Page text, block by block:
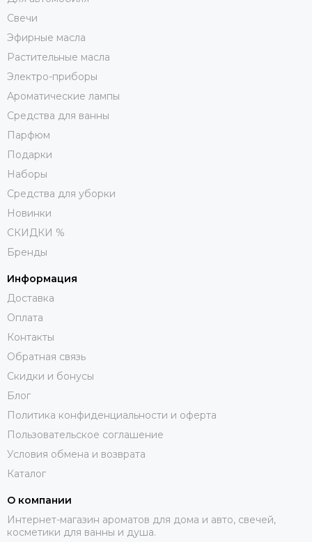
Свечи
Эфирные масла
Растительные масла
Электро-приборы
Ароматические лампы
Средства для ванны
Парфюм
Подарки
Наборы
Средства для уборки
Новинки
СКИДКИ %
Бренды
Информация
Доставка
Оплата
Контакты
Обратная связь
Скидки и бонусы
Блог
Политика конфиденциальности и оферта
Пользовательское соглашение
Условия обмена и возврата
Каталог
О компании
Интернет-магазин ароматов для дома и авто, свечей,
косметики для ванны и душа.